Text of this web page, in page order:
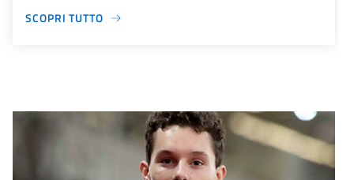
SCOPRI TUTTO